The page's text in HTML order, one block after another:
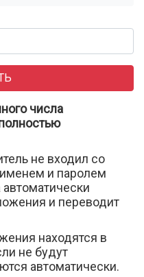
числа
не входил со
и паролем
автоматически
и переводит
находятся в
не будут
автоматически.